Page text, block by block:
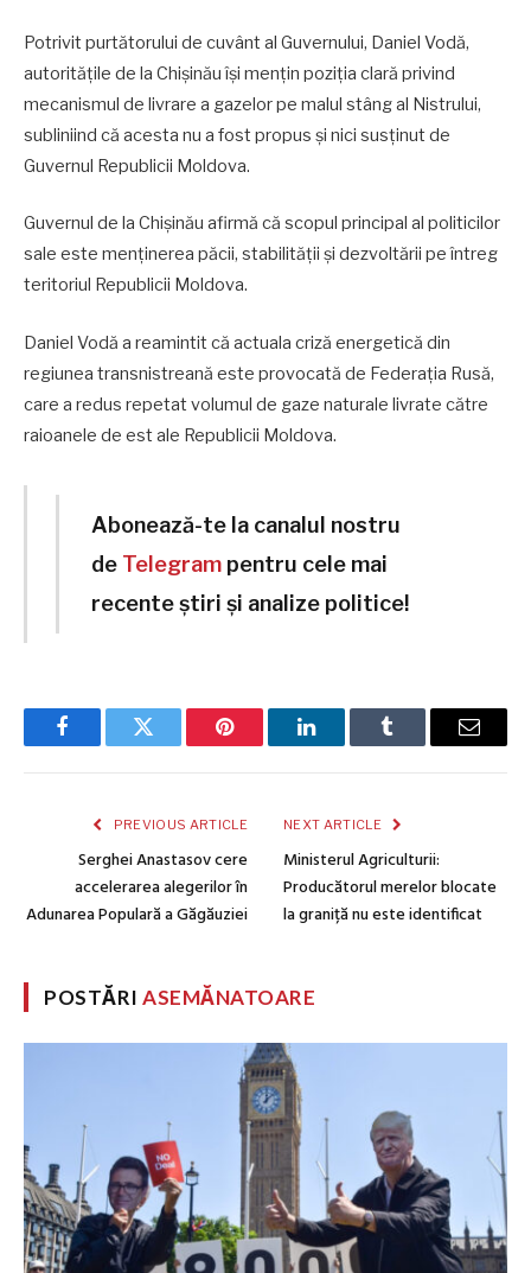
Potrivit purtătorului de cuvânt al Guvernului, Daniel Vodă,
autoritățile de la Chișinău își mențin poziția clară privind
mecanismul de livrare a gazelor pe malul stâng al Nistrului,
subliniind că acesta nu a fost propus și nici susținut de
Guvernul Republicii Moldova.
Guvernul de la Chișinău afirmă că scopul principal al politicilor
sale este menținerea păcii, stabilității și dezvoltării pe întreg
teritoriul Republicii Moldova.
Daniel Vodă a reamintit că actuala criză energetică din
regiunea transnistreană este provocată de Federația Rusă,
care a redus repetat volumul de gaze naturale livrate către
raioanele de est ale Republicii Moldova.
Abonează-te la canalul nostru
de Telegram pentru cele mai
recente știri și analize politice!
FacebookTwitter Pinterest LinkedInTumblr Email
PREVIOUS ARTICLE
Serghei Anastasov cere
accelerarea alegerilor în
Adunarea Populară a Găgăuziei
NEXT ARTICLE
Ministerul Agriculturii:
Producătorul merelor blocate
la graniță nu este identificat
POSTĂRIASEMĂNATOARE